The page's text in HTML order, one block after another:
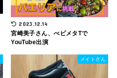
2023.12.14
宮崎美子さん、べビメタTで
YouTube出演
メイトさん